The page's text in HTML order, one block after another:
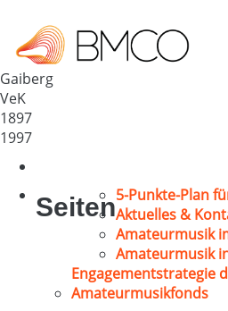
Deutschland
69251
Gaiberg
VeK
1897
1997
Seiten5-Punkte-Plan
Aktuelles &
Amateurmusik
Amateurmusik
Engagementstrategie
Amateurmusikfonds